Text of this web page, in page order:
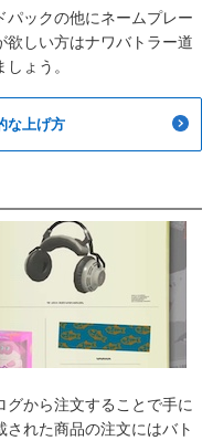
パックの他にネームプレー
欲しい方はナワバトラー道
ょう。
な上げ方
から注文することで手に
された商品の注文にはバト